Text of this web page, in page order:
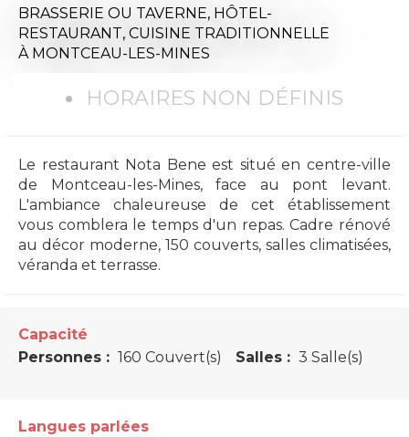
BRASSERIE OU TAVERNE, HÔTEL-
RESTAURANT, CUISINE TRADITIONNELLE
À MONTCEAU-LES-MINES
HORAIRES NON DÉFINIS
Le restaurant Nota Bene est situé en centre-ville
de Montceau-les-Mines, face au pont levant.
L'ambiance chaleureuse de cet établissement
vous comblera le temps d'un repas. Cadre rénové
au décor moderne, 150 couverts, salles climatisées,
véranda et terrasse.
Capacité
Personnes : 160 Couvert(s) Salles : 3 Salle(s)
Langues parlées